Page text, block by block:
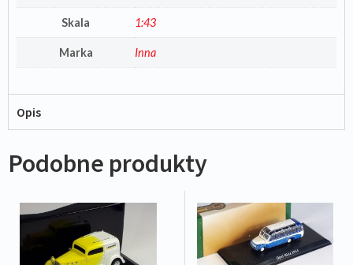
Skala 1:43
Marka Inna
Opis
Podobne produkty